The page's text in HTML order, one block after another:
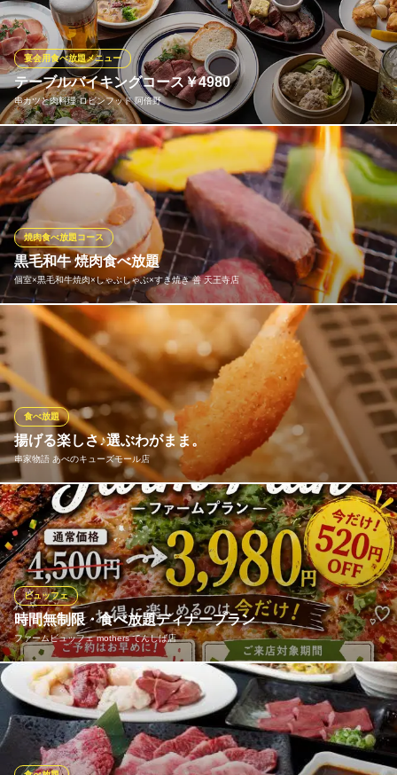
ァミリーに嬉しい小学生半額！幼児無料！チーズ小籠包、大葉小
籠包（点心11品）、麻婆豆腐やよだれ鶏（逸品10品）、石焼炒
飯・拉麺（6品）が食べ放題！デザートプレートも付いています！
台湾小籠包 天王寺MIO店
小籠包・中華・点心
ＪＲ天王寺駅 徒歩1分
大阪府大阪市天王寺区悲田院町10-39
テーブルバイキングコース￥4980
串カツと肉料理 ロビンフッド 阿倍野
宴会用食べ放題メニュー
≪ロビンフッドの人気料理約50品が食べ放題♪≫看板料理の肉料理
や大海老フライ・生ハム・ピザ・パスタなど…食べ放題＋豊富な
飲み放題で、大満足の贅沢なコースです！こだわりの手づくりの
料理も豊富にご用意！
串カツと肉料理 ロビンフッド 阿倍野
安くて美味しい居酒屋
近鉄南大阪線阿倍野橋駅 徒歩3分
大阪府大阪市阿倍野区阿倍野筋2-1-37 東陽ビル2F
黒毛和牛 焼肉食べ放題
個室×黒毛和牛焼肉×しゃぶしゃぶ×すき焼き 善 天王寺店
焼肉食べ放題コース
【黒毛和牛 善】自慢の黒毛和牛 焼肉に、ホルモン・焼野菜・スー
プ・逸品料理まで付いた食べ放題！各種ご宴会におすすめです！
◆焼肉 満腹コース お一人様3,500円（税抜）◆上焼肉 満腹コ
ース お一人様5,000円（税抜） ※＋1,000円（税抜）で90分飲み
放題、＋1,500円（税抜）で120分＆プレミアムモルツ飲み放題
個室×黒毛和牛焼肉×しゃぶしゃぶ×すき焼き 善 天王寺店
個室で和牛焼肉食べ放題
ＪＲ天王寺駅 徒歩5分
大阪府大阪市阿倍野区阿倍野筋2-4-49 アベニューホール2・3F
揚げる楽しさ♪選ぶわがまま。
串家物語 あべのキューズモール店
食べ放題
約25種類の串揚げメニュー！自分で揚げるから楽しい♪美味しい！
お好きなものをお好きなだけ★食べ放題でたっぷりとお召し上が
りください。揚げたて！アツアツを串家物語 特製ソースに付けて
◎その他サイドメニューも充実！食後のデザートに、チョコファ
ウンテン・自分で作るソフトクリームも人気ですよ♪ランチ営業有
り！
串家物語 あべのキューズモール店
串揚げ
大阪メトロ谷町線天王寺駅 徒歩5分
大阪府大阪市阿倍野区阿倍野筋1-6-1 あべのマーケットパークキューズモール4F
時間無制限・食べ放題ディナープラン
ファームビュッフェ mothers てんしば店
ビュッフェ
【期間限定4500円→3980円】5/18～6/7のご来店なら食べ放題＆
飲み放題の満足プランがさらにお得な価格で楽しめます！★5/31
までのご予約限定なのでお早めに★新鮮ファームビュッフェ＆焼
きたてフォカッチャ食べ放題/チーズフォンデユ/8種から3種選べる
出来立て生パスタ/1人ずつ選べるデザート/ソフトドリンク飲み放